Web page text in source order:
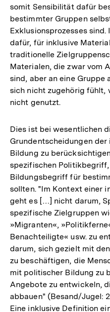
somit Sensibilität dafür
bestimmter Gruppen
Exklusionsprozesses
dafür, für inklusive
traditionelle
Materialen, die zwar vom
sind, aber an eine Gruppe
sich nicht zugehörig fühlt,
nicht genutzt.
Dies ist bei wesentlichen
Grundentscheidungen
Bildung zu
spezifischen
Bildungsbegriff für
sollten. "Im Kontext einer
geht es […] nicht darum,
spezifische Zielgruppen
»Migranten«,
Benachteiligte« usw. zu
darum, sich gezielt mit
zu beschäftigen, die
mit politischer Bildung zu
Angebote zu entwickeln,
abbauen" (Besand/Jugel:
Eine inklusive Definition